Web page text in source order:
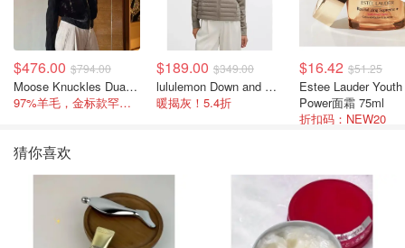
$476.00 $794.00
Moose Knuckles Dua Bunny 羊毛混纺针织夹克
97%羊毛，金标款罕见打折
$189.00 $349.00
lululemon Down and Around 羽绒夹克
暖揭灰！5.4折
$16.42 $51.25
Estee Lauder Youth
Power面霜 75ml
折扣码：NEW20
猜你喜欢